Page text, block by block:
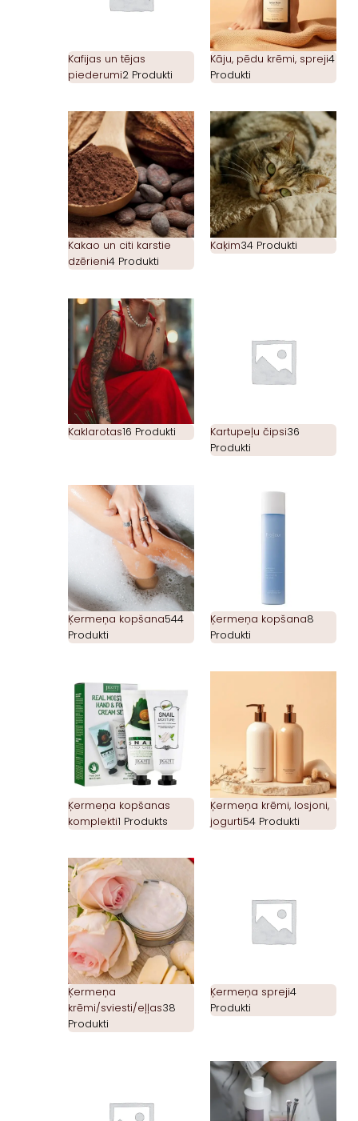
Kafijas un tējas
piederumi2 Produkti
Kāju, pēdu krēmi, spreji4
Produkti
Kakao un citi karstie
dzērieni4 Produkti
Kaķim34 Produkti
Kaklarotas16 Produkti Kartupeļu čipsi36
Produkti
Ķermeņa kopšana544
Produkti
Ķermeņa kopšana8
Produkti
Ķermeņa kopšanas
komplekti1 Produkts
Ķermeņa krēmi, losjoni,
jogurti54 Produkti
Ķermeņa
krēmi/sviesti/eļļas38
Produkti
Ķermeņa spreji4
Produkti